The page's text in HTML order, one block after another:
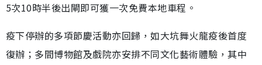
5次10時半後出閘即可獲一次免費本地車程。
疫下停辦的多項節慶活動亦回歸，如大坑舞火龍疫後首度
復辦；多間博物館及戲院亦安排不同文化藝術體驗，其中